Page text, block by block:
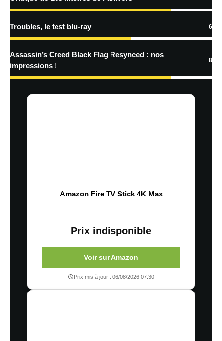
Troubles, le test blu-ray 6
Assassin’s Creed Black Flag Resynced : nos
impressions !
8
Amazon Fire TV Stick 4K Max
Prix indisponible
Voir sur Amazon
Prix mis à jour : 06/08/2026 07:30